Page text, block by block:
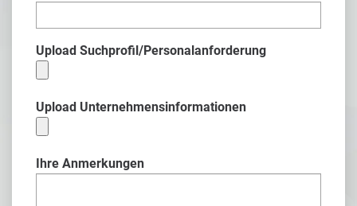
Upload Suchprofil/Personalanforderung
Upload Unternehmensinformationen
Ihre Anmerkungen